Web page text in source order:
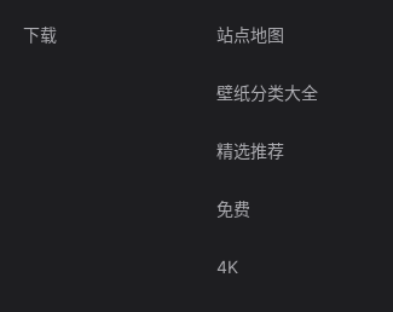
下载 站点地图
壁纸分类大全
精选推荐
免费
4K